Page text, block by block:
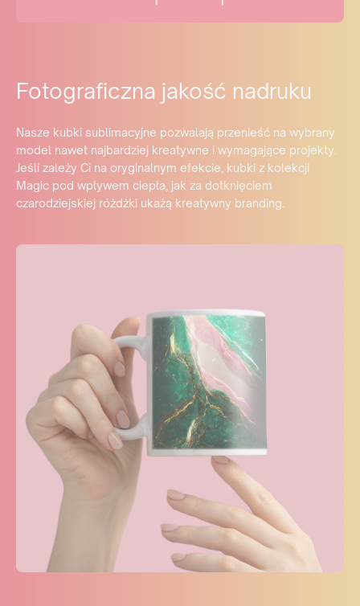
Fotograficzna jakość nadruku
Nasze kubki sublimacyjne pozwalają przenieść na wybrany
model nawet najbardziej kreatywne i wymagające projekty.
Jeśli zależy Ci na oryginalnym efekcie, kubki z kolekcji
Magic pod wpływem ciepła, jak za dotknięciem
czarodziejskiej różdżki ukażą kreatywny branding.